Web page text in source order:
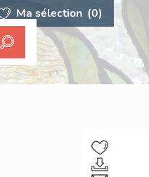
Ma sélection (0)